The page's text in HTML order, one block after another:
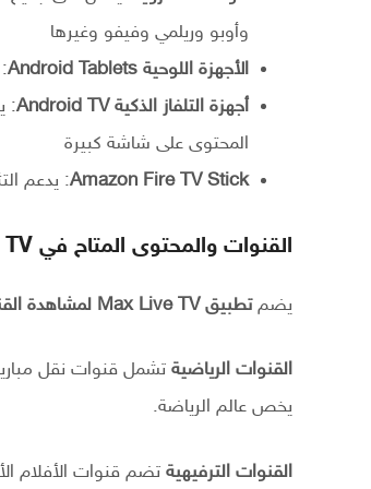
وأوبو وريلمي وفيفو وغيرها
الأجهزة اللوحية Android Tablets
أجهزة التلفاز الذكية Android TV
المحتوى على شاشة كبيرة
Amazon Fire TV Stick: يدعم
القنوات والمحتوى المتاح في Max Live TV
يضمتطبيق Max Live TV لمشاهدة القنوات
القنوات الرياضية تشمل قنوات نقل
يخص عالم الرياضة.
القنوات الترفيهية تضم قنوات الأفلام